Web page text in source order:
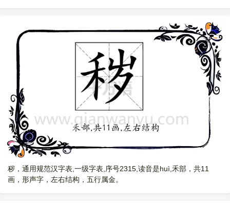
秽，通用规范汉字表,一级字表,序号2315,读音是huì,禾部，共11
画，形声字，左右结构，五行属金。